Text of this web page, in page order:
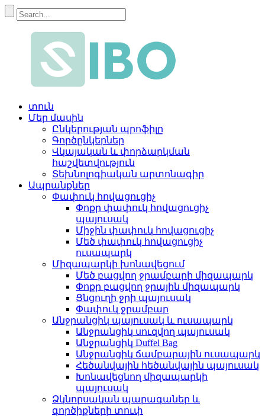
տուն
Մեր մասին
Ընկերության պրոֆիլը
Գործընկերներ
Վկայական և փորձարկման
հաշվետվություն
Տեխնոլոգիական արտոնագիր
Ապրանքներ
Փափուկ հովացուցիչ
Փոքր փափուկ հովացուցիչ
պայուսակ
Միջին փափուկ հովացուցիչ
Մեծ փափուկ հովացուցիչ
ուսապարկ
Միզապարկի խոնավեցում
Մեծ բացվող ջրամբարի միզապարկ
Փոքր բացվող ջրային միզապարկ
Ցնցուղի ջրի պայուսակ
Փափուկ ջրամբար
Անջրանցիկ պայուսակ և ուսապարկ
Անջրանցիկ սուզվող պայուսակ
Անջրանցիկ Duffel Bag
Անջրանցիկ ճամբարային ուսապարկ
Հեծանվային հեծանվային պայուսակ
Խոնավեցնող միզապարկի
պայուսակ
Ձկնորսական պարագաներ և
գործիքների տուփ